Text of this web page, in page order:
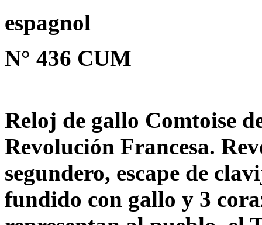
espagnol
N° 436 CUM
Reloj de gallo Comtoise
Revolución Francesa.
segundero, escape de
fundido con gallo y 3